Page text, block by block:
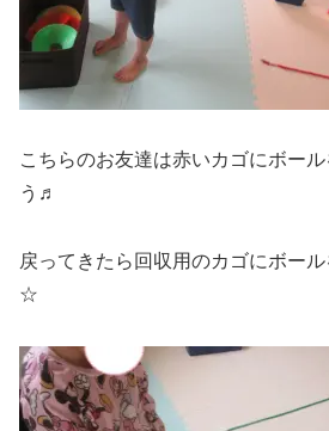
こちらのお友達は赤いカゴにボー
う♬
戻ってきたら回収用のカゴにボー
☆